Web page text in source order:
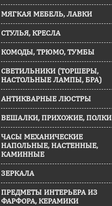
МЯГКАЯ МЕБЕЛЬ, ЛАВКИ
СТУЛЬЯ, КРЕСЛА
КОМОДЫ, ТРЮМО, ТУМБЫ
СВЕТИЛЬНИКИ (ТОРШЕРЫ,
НАСТОЛЬНЫЕ ЛАМПЫ, БРА)
АНТИКВАРНЫЕ ЛЮСТРЫ
ВЕШАЛКИ, ПРИХОЖИЕ, ПОЛКИ
ЧАСЫ МЕХАНИЧЕСКИЕ
НАПОЛЬНЫЕ, НАСТЕННЫЕ,
КАМИННЫЕ
ЗЕРКАЛА
ПРЕДМЕТЫ ИНТЕРЬЕРА ИЗ
ФАРФОРА, КЕРАМИКИ